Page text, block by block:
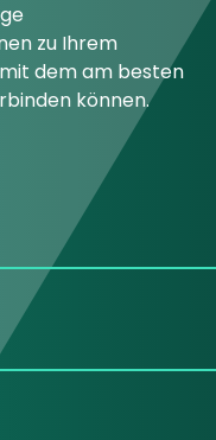
zu Ihrem
dem am besten
können.